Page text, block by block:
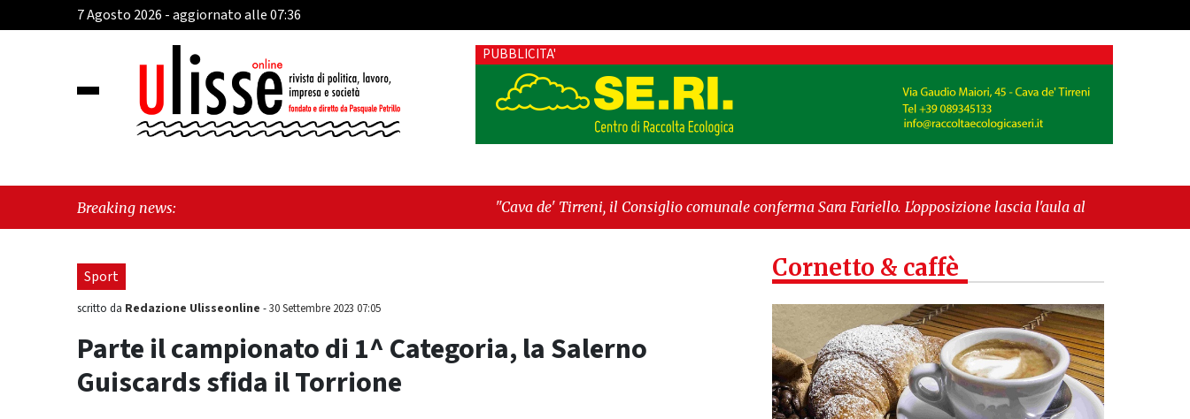
7 Agosto 2026 - aggiornato alle 07:36
PUBBLICITA'
Breaking news: "Cava de' Tirreni, il Consiglio comunale conferma Sara Fariello. L'opposizione lascia l'aula al momento del voto"
"Vietri sul Mare, giornata storica: la ceramica ammessa alla fase europea per l’IGP"
Sport
scritto da Redazione Ulisseonline -30 Settembre 2023 07:05
Parte il campionato di 1^ Categoria, la Salerno
Guiscards sfida il Torrione
Cornetto & caffè